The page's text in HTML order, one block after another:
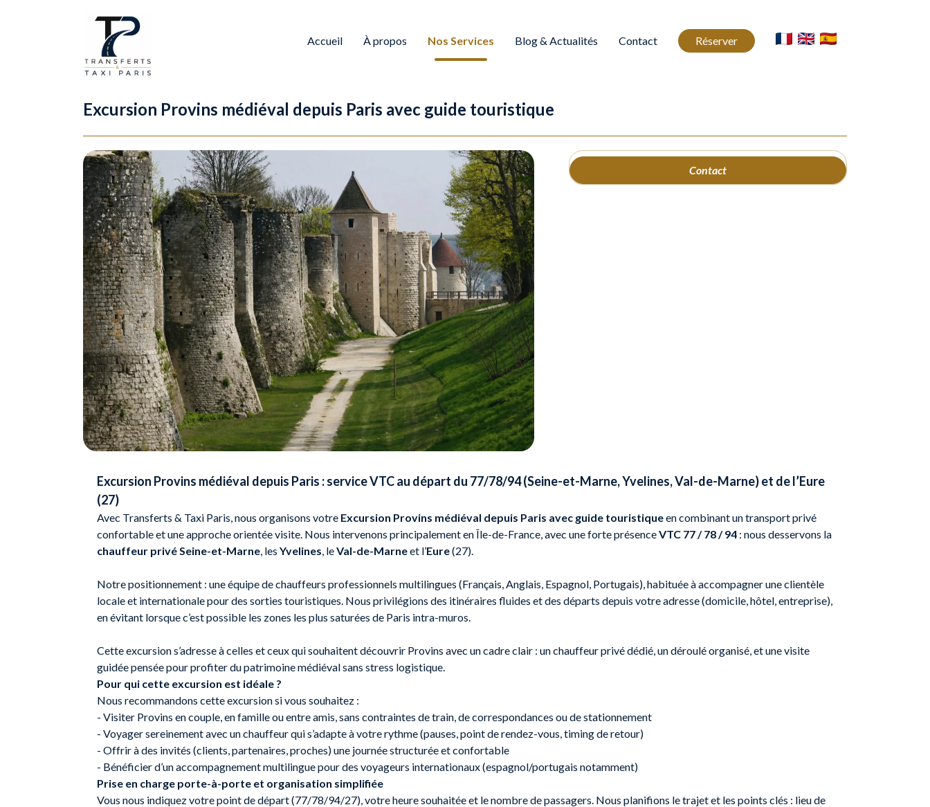
Accueil À propos Nos Services Blog & Actualités Contact Réserver
Excursion Provins médiéval depuis Paris avec guide touristique
Contact
Excursion Provins médiéval depuis Paris : service VTC au départ du 77/78/94 (Seine-et-Marne, Yvelines, Val-de-Marne) et de l’Eure
(27)
Avec Transferts & Taxi Paris, nous organisons votre Excursion Provins médiéval depuis Paris avec guide touristiqueen combinant un transport privé
confortable et une approche orientée visite. Nous intervenons principalement en Île-de-France, avec une forte présenceVTC 77 / 78 / 94 : nous desservons la
chauffeur privé Seine-et-Marne , les Yvelines , leVal-de-Marneet l’Eure(27).
Notre positionnement : une équipe de chauffeurs professionnels multilingues (Français, Anglais, Espagnol, Portugais), habituée à accompagner une clientèle
locale et internationale pour des sorties touristiques. Nous privilégions des itinéraires fluides et des départs depuis votre adresse (domicile, hôtel, entreprise),
en évitant lorsque c’est possible les zones les plus saturées de Paris intra-muros.
Cette excursion s’adresse à celles et ceux qui souhaitent découvrir Provins avec un cadre clair : un chauffeur privé dédié, un déroulé organisé, et une visite
guidée pensée pour profiter du patrimoine médiéval sans stress logistique.
Pour qui cette excursion est idéale ?
Nous recommandons cette excursion si vous souhaitez :
- Visiter Provins en couple, en famille ou entre amis, sans contraintes de train, de correspondances ou de stationnement
- Voyager sereinement avec un chauffeur qui s’adapte à votre rythme (pauses, point de rendez-vous, timing de retour)
- Offrir à des invités (clients, partenaires, proches) une journée structurée et confortable
- Bénéficier d’un accompagnement multilingue pour des voyageurs internationaux (espagnol/portugais notamment)
Prise en charge porte-à-porte et organisation simplifiée
Vous nous indiquez votre point de départ (77/78/94/27), votre heure souhaitée et le nombre de passagers. Nous planifions le trajet et les points clés : lieu de